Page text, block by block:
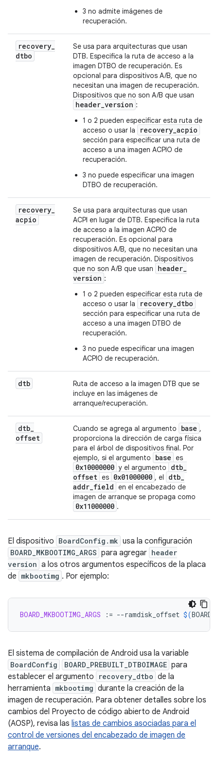
3 no admite imágenes de
recuperación.
recovery_
dtbo
Se usa para arquitecturas que usan
DTB. Especifica la ruta de acceso a la
imagen DTBO de recuperación. Es
opcional para dispositivos A/B, que no
necesitan una imagen de recuperación.
Dispositivos que no son A/B que usan
header_version :
1 o 2 pueden especificar esta ruta de
acceso o usar la
recovery_acpio
sección para especificar una ruta de
acceso a una imagen ACPIO de
recuperación.
3 no puede especificar una imagen
DTBO de recuperación.
recovery_
acpio
Se usa para arquitecturas que usan
ACPI en lugar de DTB. Especifica la ruta
de acceso a la imagen ACPIO de
recuperación. Es opcional para
dispositivos A/B, que no necesitan una
imagen de recuperación. Dispositivos
que no son A/B que usan
header_
version :
1 o 2 pueden especificar esta ruta de
acceso o usar la
recovery_dtbo
sección para especificar una ruta de
acceso a una imagen DTBO de
recuperación.
3 no puede especificar una imagen
ACPIO de recuperación.
dtb
Ruta de acceso a la imagen DTB que se
incluye en las imágenes de
arranque/recuperación.
dtb_
offset
Cuando se agrega al argumento base ,
proporciona la dirección de carga física
para el árbol de dispositivos final. Por
ejemplo, si el argumento
base es
0x10000000 y el argumento dtb_
offset es 0x01000000 , el dtb_
addr_field en el encabezado de
imagen de arranque se propaga como
0x11000000 .
El dispositivo BoardConfig.mk usa la configuración
BOARD_MKBOOTIMG_ARGS para agregar header
version a los otros argumentos específicos de la placa
de mkbootimg . Por ejemplo:
BOARD_MKBOOTIMG_ARGS := --ramdisk_offset $(
El sistema de compilación de Android usa la variable
BoardConfig BOARD_PREBUILT_DTBOIMAGE para
establecer el argumento
recovery_dtbo de la
herramienta mkbootimg durante la creación de la
imagen de recuperación. Para obtener detalles sobre los
cambios del Proyecto de código abierto de Android
(AOSP), revisa las listas de cambios asociadas para el
control de versiones del encabezado de imagen de
arranque.